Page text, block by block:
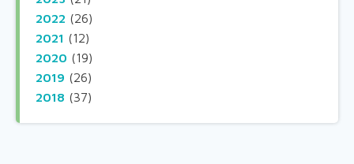
2022 (26)
2021 (12)
2020 (19)
2019 (26)
2018 (37)